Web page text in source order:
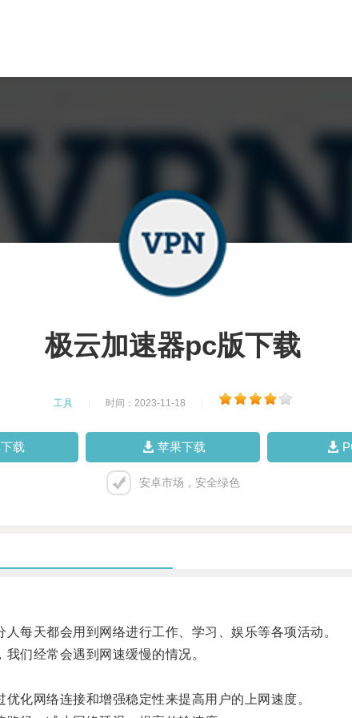
极云加速器pc版下载
工具 时间：2023-11-18
载 苹果下载
安卓市场，安全绿色
天都会用到网络进行工作、学习、娱乐等各项活动。
们经常会遇到网速缓慢的情况。
网络连接和增强稳定性来提高用户的上网速度。